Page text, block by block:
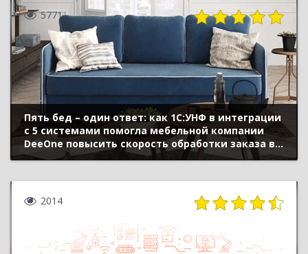
5771
Пять бед – один ответ: как 1С:УНФ в интеграции
с 5 системами помогла мебельной компании
DeeOne повысить скорость обработки заказа в 3
раза и сделать бизнес прозрачным
2014